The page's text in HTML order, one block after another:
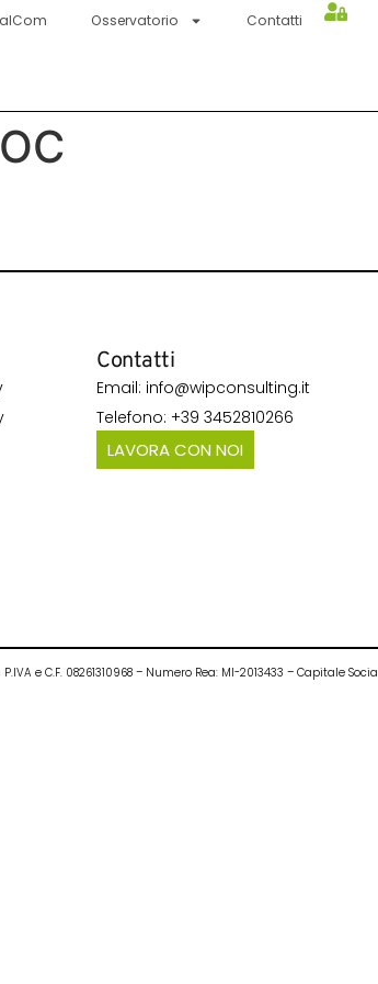
Osservatorio Contatti
Contatti
Email: info@wipconsulting.it
Telefono: +39 3452810266
LAVORA CON NOI
e C.F. 08261310968 – Numero Rea: MI-2013433 – Capitale